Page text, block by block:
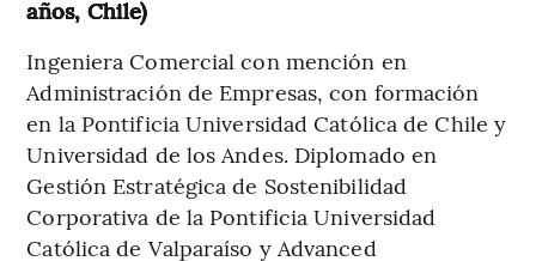
años, Chile)
Ingeniera Comercial con mención en
Administración de Empresas, con formación
en la Pontificia Universidad Católica de Chile y
Universidad de los Andes. Diplomado en
Gestión Estratégica de Sostenibilidad
Corporativa de la Pontificia Universidad
Católica de Valparaíso y Advanced